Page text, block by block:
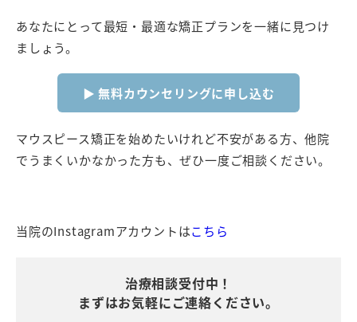
あなたにとって最短・最適な矯正プランを一緒に見つけ
ましょう。
▶ 無料カウンセリングに申し込む
マウスピース矯正を始めたいけれど不安がある方、他院
でうまくいかなかった方も、ぜひ一度ご相談ください。
当院のInstagramアカウントはこちら
治療相談受付中！
まずはお気軽にご連絡ください。